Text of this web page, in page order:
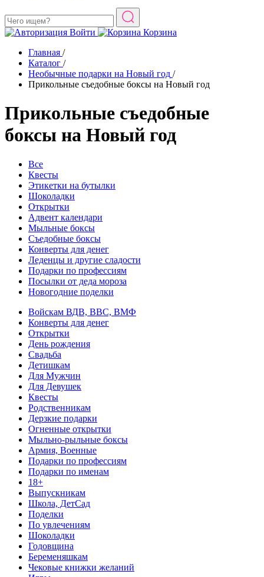
Войти
Корзина
Главная /
Каталог /
Необычные подарки на Новый год /
Прикольные съедобные боксы на Новый год
Прикольные съедобные
боксы на Новый год
Все
Квесты
Этикетки на бутылки
Шоколадки
Открытки
Адвент календари
Мыльные боксы
Съедобные боксы
Конверты для денег
Леденцы и другие сладости
Подарки по профессиям
Посылки от деда мороза
Новогодние поделки
Войскам ВДВ, ВВС, ВМФ
Конверты для денег
Открытки
День рождения
Свадьба
Детишкам
Для Мужчин
Для Девушек
Квесты
Родственникам
Дерзкие подарки
Огненные открытки
Мыльно-рыльные боксы
Армия, Военные
Подарки по профессиям
Подарки по именам
18+
Выпускникам
Школа, ДетСад
Поделки
По увлечениям
Шоколадки
Годовщина
Беременяшкам
Чековые книжки желаний